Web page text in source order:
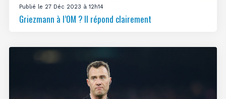
Publié le 27 Déc 2023 à 12h14
Griezmann à l’OM ? Il répond clairement